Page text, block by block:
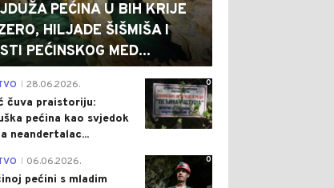
PEĆINA U BIH KRIJE
HILJADE ŠIŠMIŠA I
PEĆINSKOG MED...
0
28.06.2026.
čuva praistoriju:
pećina kao svjedok
neandertalac...
0
06.06.2026.
pećini s mladim